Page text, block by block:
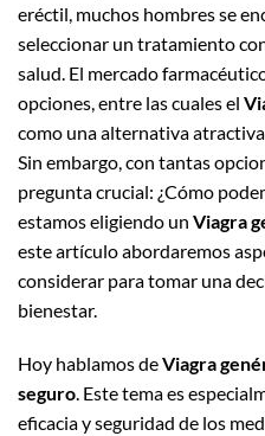
eréctil, muchos hombres se
seleccionar un tratamiento
salud. El mercado
opciones, entre las cuales el
como una alternativa
Sin embargo, con tantas
pregunta crucial: ¿Cómo
estamos eligiendo un Viagra
este artículo abordaremos
considerar para tomar una
bienestar.
Hoy hablamos deViagra
seguro. Este tema es
eficacia y seguridad de los